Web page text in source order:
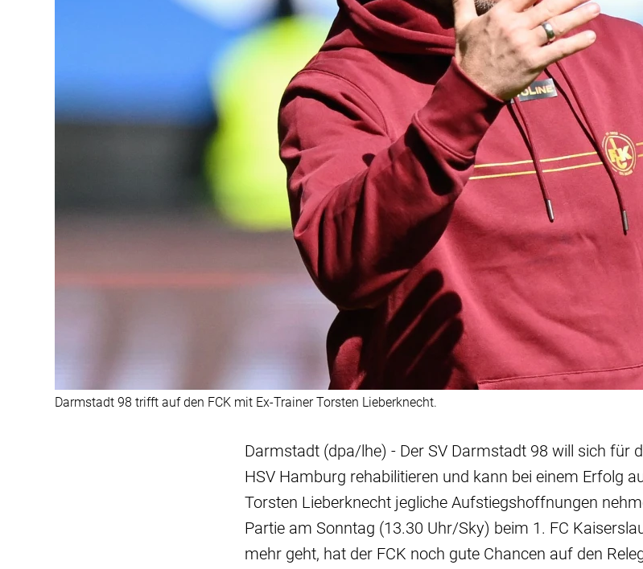
Darmstadt 98 trifft auf den FCK mit Ex-Trainer Torsten Lieberknecht.
Darmstadt (dpa/lhe) - Der SV Darmstadt 98 will sich für
HSV Hamburg rehabilitieren und kann bei einem Erfolg
Torsten Lieberknecht jegliche Aufstiegshoffnungen
Partie am Sonntag (13.30 Uhr/Sky) beim 1. FC
mehr geht, hat der FCK noch gute Chancen auf den